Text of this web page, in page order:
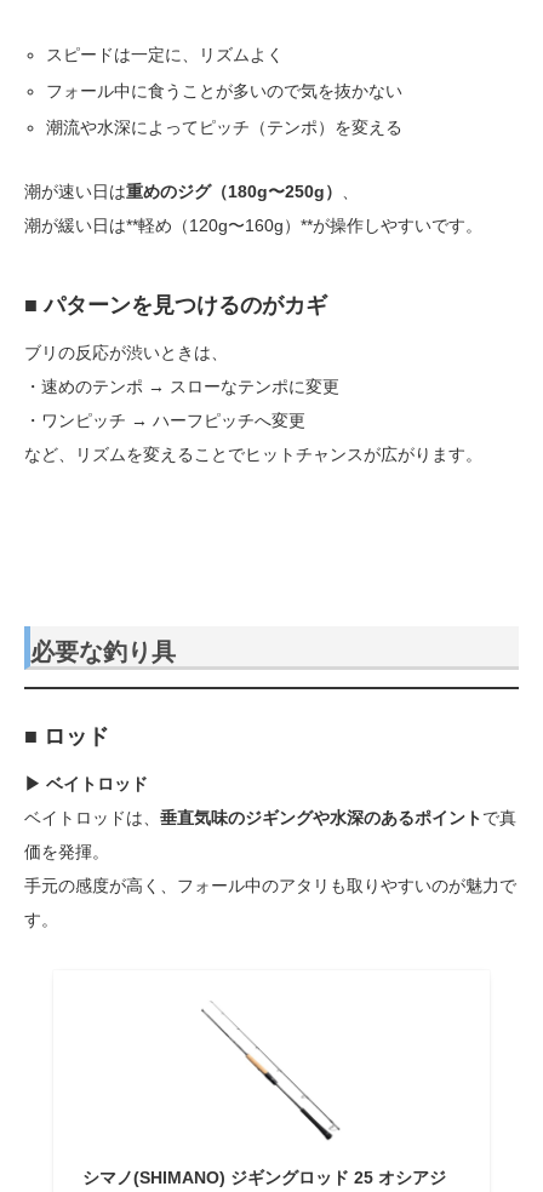
スピードは一定に、リズムよく
フォール中に食うことが多いので気を抜かない
潮流や水深によってピッチ（テンポ）を変える
潮が速い日は重めのジグ（180g〜250g）
潮が緩い日は**軽め（120g〜160g）**が操作しやすいです。
■ パターンを見つけるのがカギ
ブリの反応が渋いときは、
・速めのテンポ → スローなテンポに変更
・ワンピッチ → ハーフピッチへ変更
など、リズムを変えることでヒットチャンスが広がります。
必要な釣り具
■ ロッド
▶ ベイトロッド
ベイトロッドは、 垂直気味のジギングや水深のあるポイントで真
価を発揮。
手元の感度が高く、フォール中のアタリも取りやすいのが魅力で
す。
シマノ(SHIMANO) ジギングロッド 25 オシアジ